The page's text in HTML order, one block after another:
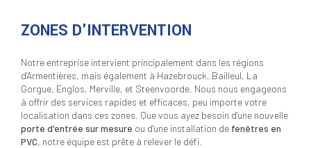
ZONES D'INTERVENTION
Notre entreprise intervient principalement dans les régions
d'Armentières, mais également à Hazebrouck, Bailleul, La
Gorgue, Englos, Merville, et Steenvoorde. Nous nous engageons
à offrir des services rapides et efficaces, peu importe votre
localisation dans ces zones. Que vous ayez besoin d'une nouvelle
porte d'entrée sur mesure ou d'une installation de fenêtres en
PVC, notre équipe est prête à relever le défi.